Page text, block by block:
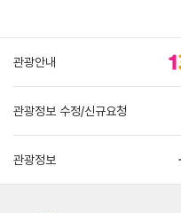
관광안내
관광정보 수정/신규요청
관광정보